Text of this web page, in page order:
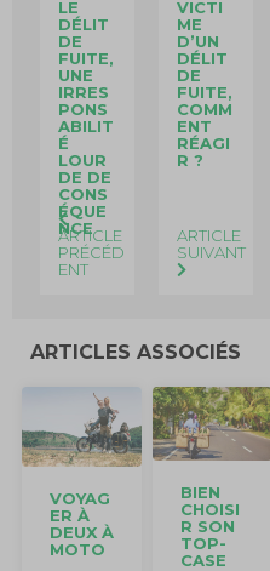
LE
DÉLIT
DE
FUITE,
UNE
IRRES
PONS
ABILIT
É
LOUR
DE DE
CONS
ÉQUE
NCE
ARTICLE
PRÉCÉD
ENT
VICTI
ME
D’UN
DÉLIT
DE
FUITE,
COMM
ENT
RÉAGI
R ?
ARTICLE
SUIVANT
ARTICLES ASSOCIÉS
VOYAG
ER À
DEUX À
MOTO
BIEN
CHOISI
R SON
TOP-
CASE